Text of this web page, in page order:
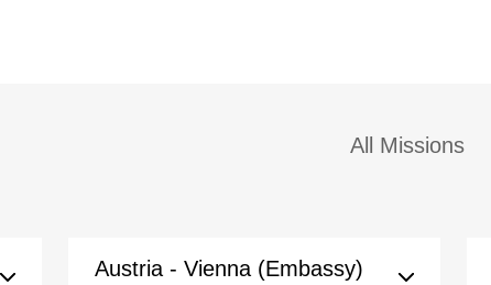
All Missions
Austria - Vienna (Embassy)